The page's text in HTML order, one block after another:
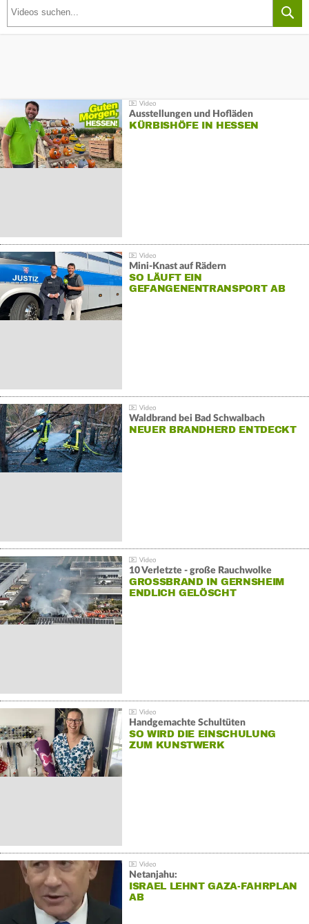
Ausstellungen und Hofläden
KÜRBISHÖFE IN HESSEN
Mini-Knast auf Rädern
SO LÄUFT EIN
GEFANGENENTRANSPORT AB
Waldbrand bei Bad Schwalbach
NEUER BRANDHERD ENTDECKT
10 Verletzte - große Rauchwolke
GROSSBRAND IN GERNSHEIM E
NDLICH GELÖSCHT
Handgemachte Schultüten
SO WIRD DIE EINSCHULUNG
ZUM KUNSTWERK
Netanjahu:
ISRAEL LEHNT GAZA-FAHRPLAN
AB